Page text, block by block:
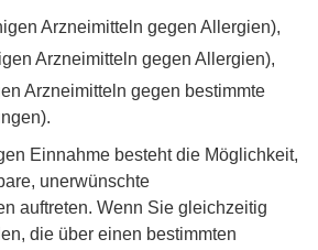
Arzneimitteln gegen Allergien),
Arzneimitteln gegen Allergien),
Arzneimitteln gegen bestimmte
Einnahme besteht die Möglichkeit,
unerwünschte
auftreten. Wenn Sie gleichzeitig
die über einen bestimmten